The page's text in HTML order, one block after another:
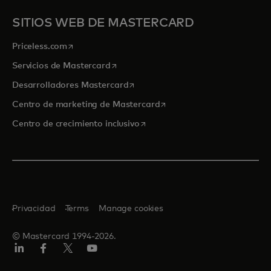
SITIOS WEB DE MASTERCARD
Priceless.com se abre en una pestaña nueva
Servicios de Mastercardse abre en una pestaña nueva
Desarrolladores Mastercardse abre en una pestaña nueva
Centro de marketing de Mastercardse abre en una pestaña
Centro de crecimiento inclusivose abre en una pestaña nueva
© Mastercard 1994-2026.
Privacidad Terms Manage cookies